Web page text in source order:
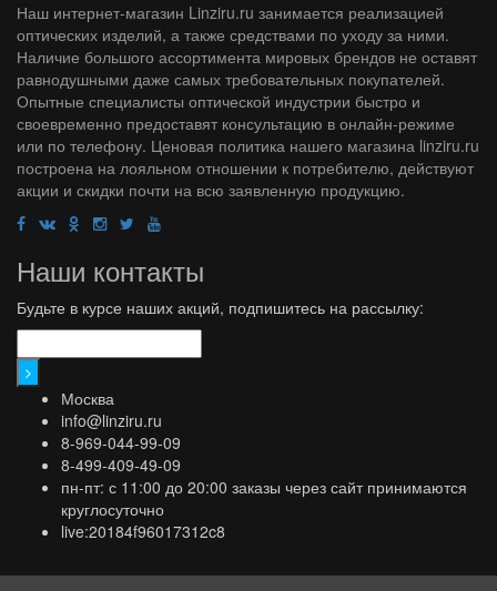
Наш интернет-магазин Linziru.ru занимается реализацией
оптических изделий, а также средствами по уходу за ними.
Наличие большого ассортимента мировых брендов не оставят
равнодушными даже самых требовательных покупателей.
Опытные специалисты оптической индустрии быстро и
своевременно предоставят консультацию в онлайн-режиме
или по телефону. Ценовая политика нашего магазина linziru.ru
построена на лояльном отношении к потребителю, действуют
акции и скидки почти на всю заявленную продукцию.
Наши контакты
Будьте в курсе наших акций, подпишитесь на рассылку:
Москва
info@linziru.ru
8-969-044-99-09
8-499-409-49-09
пн-пт: с 11:00 до 20:00 заказы через сайт принимаются
круглосуточно
live:20184f96017312c8